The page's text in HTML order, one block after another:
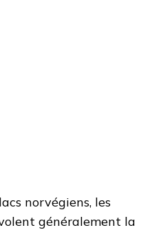
norvégiens, les
généralement la